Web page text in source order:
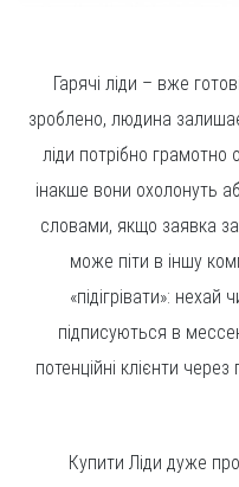
Гарячі ліди – вже
зроблено, людина
ліди потрібно
інакше вони охолонуть
словами, якщо заявка
може піти в іншу
«підігрівати»:
підписуються в
потенційні клієнти
Купити Ліди дуже